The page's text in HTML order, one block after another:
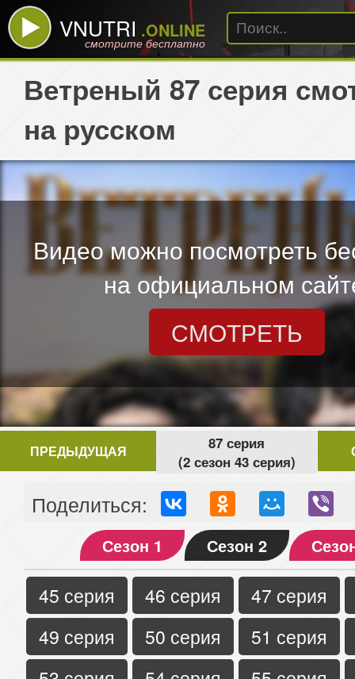
VNUTRI .ONLINE
смотрите бесплатно
Ветреный 87 серия
на русском
Видео можно посмотреть
на официальном
СМОТРЕТЬ
ПРЕДЫДУЩАЯ
87 серия
(2 сезон 43 серия)
Поделиться:
Сезон 1 Сезон 2
45 серия 46 серия
47 серия
49 серия
50 серия
51 серия